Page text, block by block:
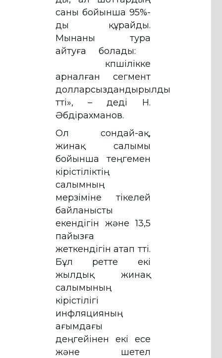
саны бойынша 95%-
ды құрайды.
Мынаны тура
айтуға болады:
көпшілікке
арналған сегмент
долларсыздандырылды
өтті», – деді Н.
Әбдірахманов.
Ол сондай-ақ,
жинақ салымы
бойынша теңгемен
кірістіліктің
салымның
мерзіміне тікелей
байланысты
екендігін және 13,5
пайызға
жеткендігін атап өтті.
Бұл ретте екі
жылдық жинақ
салымының
кірістілігі
инфляцияның
ағымдағы
деңгейінен екі есе
және шетел